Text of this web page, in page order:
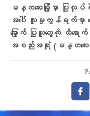
မန္တလေးမြို့မှာ ပြု
အပေါ် လူမှုကွန်ရက်မှာ ဝေဖ
မြှောက် ပြုသူတွေကို ထိရ
အစည်းအရုံး (မန္တလ